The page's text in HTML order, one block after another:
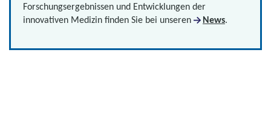
Forschungsergebnissen und Entwicklungen der
innovativen Medizin finden Sie bei unseren
News.